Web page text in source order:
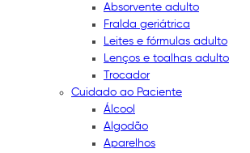
Absorvente adulto
Fralda geriátrica
Leites e fórmulas adulto
Lenços e toalhas adulto
Trocador
Cuidado ao Paciente
Álcool
Algodão
Aparelhos